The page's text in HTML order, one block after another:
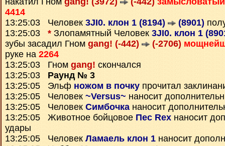
4414
13:25:03 Человек 3JI0. клон 1 (8194) (8901)
13:25:03 * Злопамятный Человек 3JI0. клон 1
зубы засадил Гном gang! (-442) (-2706)
руке на 2264
13:25:03 Гном gang! скончался
13:25:03 Раунд № 3
13:25:05 Эльф ножом в почку прочитал
13:25:05 Человек ~Versus~ наносит
13:25:05 Человек Симбочкананосит
13:25:05 Животное бойцовое Пес Rex наносит
удары
13:25:05 Человек Ламаель клон 1 наносит